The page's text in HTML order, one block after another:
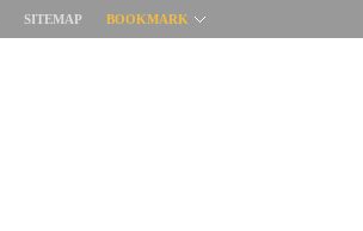
SITEMAP BOOKMARK